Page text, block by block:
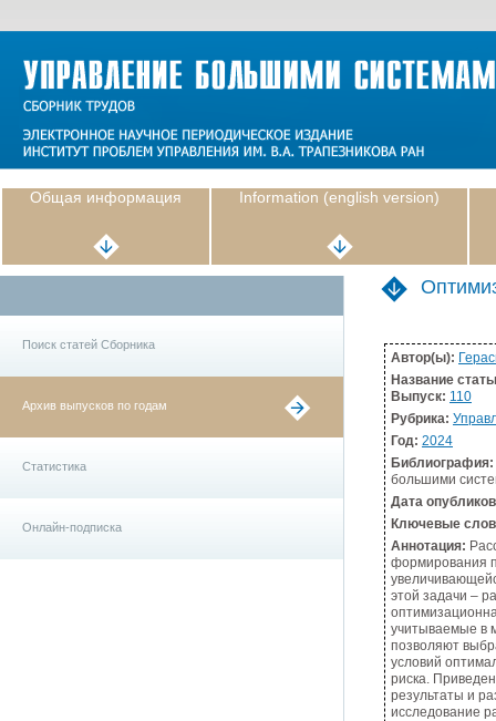
Общая информация Information (english version)
Поиск статей Сборника
Архив выпусков по годам
Статистика
Онлайн-подписка
Автор(ы):
Название
Выпуск: 110
Рубрика:
Год: 2024
Библиография:
большими
Дата
Ключевые
Аннотация:
формирования
этой задачи –
учитываемые в
позволяют
условий
риска.
результаты и
исследование